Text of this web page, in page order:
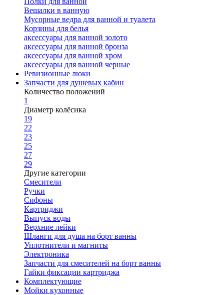
Вешалки в ванную
Мусорные ведра для ванной и туалета
Корзины для белья
аксессуары для ванной золото
аксессуары для ванной бронза
аксессуары для ванной хром
аксессуары для ванной черные
Ревизионные люки
Запчасти для душевых кабин
Количество положений
1
Диаметр колёсика
19
22
23
25
27
29
Другие категории
Смесители
Ручки
Сифоны
Картриджи
Выпуск воды
Верхние лейки
Шланги для душа на борт ванны
Уплотнители и магниты
Электроника
Запчасти для смесителей на борт ванны
Гайки фиксации картриджа
Комплектующие
Мойки кухонные